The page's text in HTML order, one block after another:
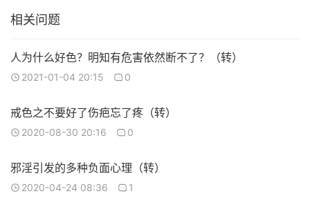
相关问题
人为什么好色？明知有危害依然断不了？（转）
2021-01-04 20:15 0
戒色之不要好了伤疤忘了疼（转）
2020-08-30 20:16 0
邪淫引发的多种负面心理（转）
2020-04-24 08:36 1